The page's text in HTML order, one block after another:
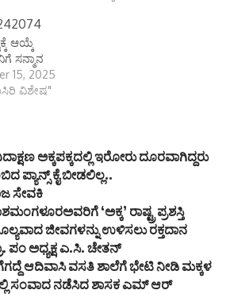
ಉನ್ನತೀಕರಿಸಲಾಗಿದ್ದು,
ವಿವಿಧ ವಿಷಯಗಳ ಅತಿಥಿ
ಉಪನ್ಯಾಸಕರ ಹುದ್ದೆಗಳ
ಅಭ್ಯರ್ಥಿಗಳಿಂದ
ಅರ್ಜಿಗಳನ್ನು
ಆಹ್ವಾನಿಸಲಾಗಿದೆ. ಕನ್ನಡ,
ಆಂಗ್ಲ, ಗಣಿತ, ಭೌತಶಾಸ್ತ್ರ,
ರಸಾಯನಶಾಸ್ತ್ರ,
ಆಯ್ಕೆ
ಸನ್ಮಾನ
15, 2025
ವಿಶೇಷ"
ಅಕ್ಕಪಕ್ಕದಲ್ಲಿ ಇರೋರು ದೂರವಾಗಿದ್ದರು
ಪ್ಯಾನ್ಸ್ ಕೈ ಬೀಡಲಿಲ್ಲ..
ಸೇವಕಿ
‘ಅಕ್ಕ’ ರಾಷ್ಟ್ರ ಪ್ರಶಸ್ತಿ
ಜೀವಗಳನ್ನು ಉಳಿಸಲು ರಕ್ತದಾನ
ಪಂ ಅಧ್ಯಕ್ಷ ಎ.ಸಿ. ಚೇತನ್
ಆದಿವಾಸಿ ವಸತಿ ಶಾಲೆಗೆ ಭೇಟಿ ನೀಡಿ ಮಕ್ಕಳ
ಸಂವಾದ ನಡೆಸಿದ ಶಾಸಕ ಎಮ್ ಆರ್